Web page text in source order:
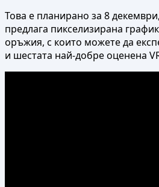
Това е планирано за 8
предлага пикселизирана
оръжия, с които можете да
и шестата най-добре оценена